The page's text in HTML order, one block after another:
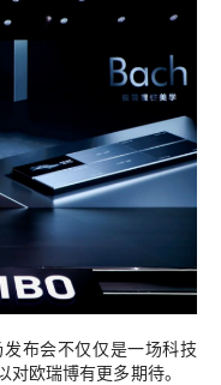
布会不仅仅是一场科技
欧瑞博有更多期待。